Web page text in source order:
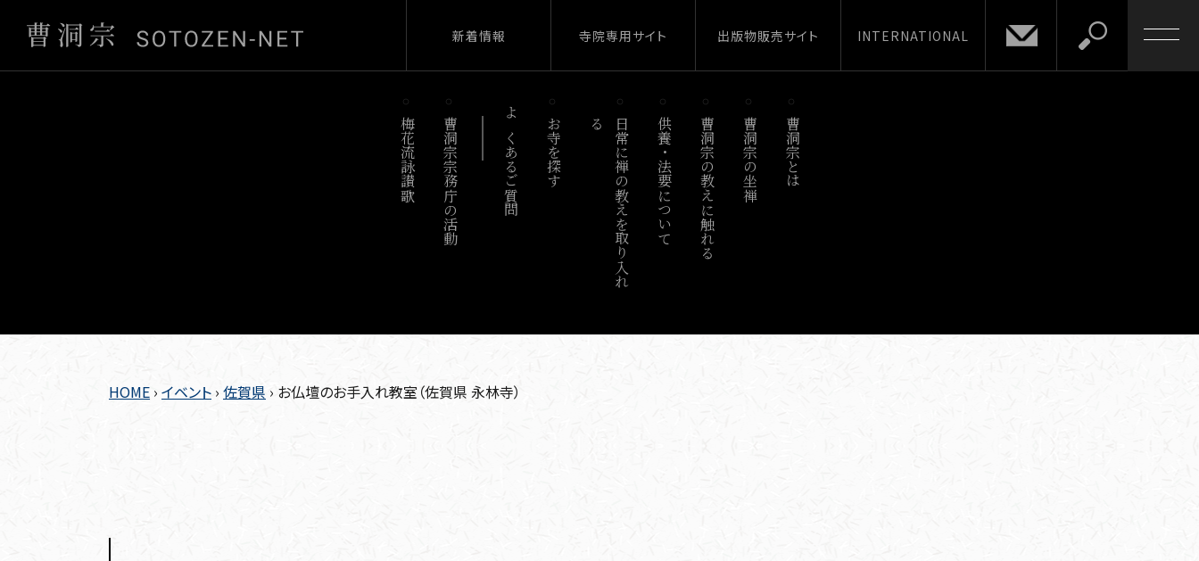
新着情報 寺院専用サイト 出版物販売サイト INTERNATIONAL
梅花流詠讃歌 曹洞宗宗務庁の活動 よくあるご質問 お寺を探す 日
常
に
禅
の
教
え
を
取
り
入
れ
る 供養・法要について 曹洞宗の教えに触れる 曹洞宗の坐禅 曹洞宗とは
HOME › イベント › 佐賀県 › お仏壇のお手入れ教室（佐賀県 永林寺）